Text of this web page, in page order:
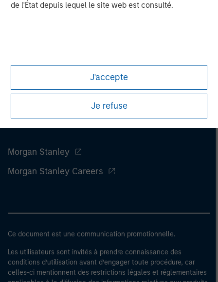
de l'État depuis lequel le site web est consulté.
J'accepte
Je refuse
Morgan Stanley
Morgan Stanley Careers
Ce document est une communication promotionnelle.
Les utilisateurs sont invités à prendre connaissance des
conditions d’utilisation avant d’engager toute procédure, car
celles-ci mentionnent des restrictions légales et réglementaires